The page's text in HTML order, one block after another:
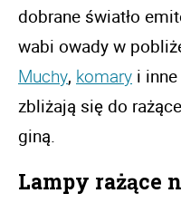
dobrane światło
wabi owady w
Muchy, komary i inne
zbliżają się do
giną.
Lampy rażące